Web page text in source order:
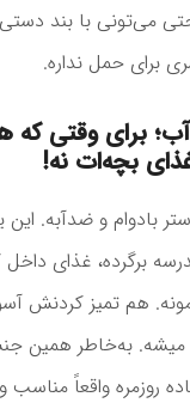
می‌تونی با بند
برای حمل نداره.
برای وقتی که
بچه‌ات نه!
بادوام و ضدآبه. این
برگرده، غذای
هم تمیز کردنش
به‌خاطر همین
روزمره واقعاً مناسب